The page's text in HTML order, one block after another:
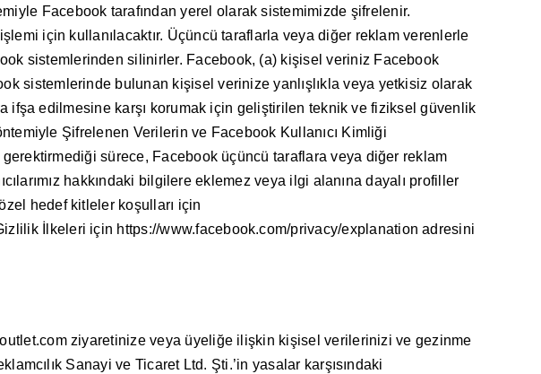
Facebook tarafından yerel olarak sistemimizde şifrelenir.
için kullanılacaktır. Üçüncü taraflarla veya diğer reklam verenlerle
sistemlerinden silinirler. Facebook, (a) kişisel veriniz Facebook
sistemlerinde bulunan kişisel verinize yanlışlıkla veya yetkisiz olarak
ifşa edilmesine karşı korumak için geliştirilen teknik ve fiziksel güvenlik
Şifrelenen Verilerin ve Facebook Kullanıcı Kimliği
sürece, Facebook üçüncü taraflara veya diğer reklam
hakkındaki bilgilere eklemez veya ilgi alanına dayalı profiller
hedef kitleler koşulları için
İlkeleri için https://www.facebook.com/privacy/explanation adresini
ziyaretinize veya üyeliğe ilişkin kişisel verilerinizi ve gezinme
Sanayi ve Ticaret Ltd. Şti.’in yasalar karşısındaki